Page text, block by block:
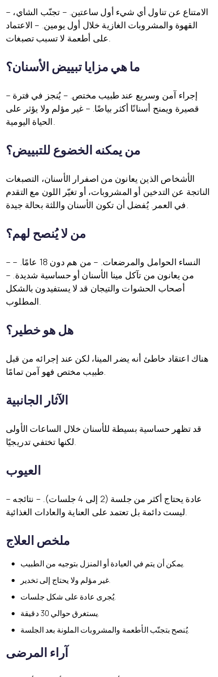
– الامتناع عن تناول أي شيء أول ساعتين. – تجنّب الشاي،
القهوة والمشروبات الغازية خلال أول يومين. – الاعتماد
على أطعمة لا تسبب تصبغات.
ما هي مزايا تبييض الأسنان؟
– إجراء آمن وسريع عند طبيب مختص. – يُنجز في فترة
قصيرة ويمنح أسنانًا أكثر بياضًا. – غير مؤلم ولا يؤثر على
الحياة اليومية.
من يمكنه الخضوع للتبييض؟
الأشخاص الذين يعانون من اصفرار الأسنان، التصبغات
الناتجة عن التدخين أو المشروبات، أو تغيّر اللون مع التقدم
في العمر. يُفضل أن تكون الأسنان واللثة بحالة جيدة.
من لا يُنصح لهم؟
– النساء الحوامل والمرضعات. – من هم دون 18 عامًا. –
من يعانون من تآكل مينا الأسنان أو حساسية شديدة. –
أصحاب الحشوات والتيجان قد لا يستفيدون بالشكل
المطلوب.
هل هو خطير؟
هناك اعتقاد خاطئ أنه يضر المينا، لكن عند إجرائه من قبل
طبيب مختص فهو آمن تمامًا.
الآثار الجانبية
قد تظهر حساسية بسيطة للأسنان خلال الساعات الأولى
لكنها تختفي تدريجيًا.
العيوب
– عادة يحتاج أكثر من جلسة (2 إلى 4 جلسات). – نتائجه
ليست دائمة بل تعتمد على العناية والعادات الغذائية.
ملخص العلاج
يمكن أن يتم في العيادة أو المنزل بتوجيه من الطبيب.
غير مؤلم ولا يحتاج إلى تخدير.
يُجرى عادة على شكل جلسات.
يستغرق حوالي 30 دقيقة.
يُنصح بتجنّب الأطعمة والمشروبات الملونة بعد الجلسة.
آراء المرضى